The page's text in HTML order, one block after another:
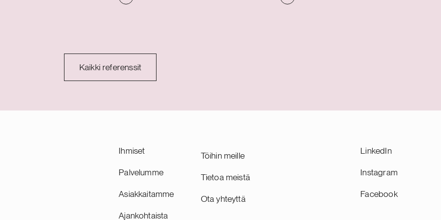
sekä brändisalkun
liittyvissä juridisissa
fuusioituessa. Anora
tullivalvonnassa. Suosittua ulkopeliä
MÖLKKY-pelin yksinomaisena
jakelijana vuodesta 2010. Se osti pelin
kuten Kimble, Alias ja iKNOW.
yhtiön brändistrategiaa ja hoitaneet
Kaikki referenssit
Ihmiset
Palvelumme
Asiakkaitamme
Ajankohtaista
Töihin meille
Tietoa meistä
Ota yhteyttä
LinkedIn
Instagram
Facebook